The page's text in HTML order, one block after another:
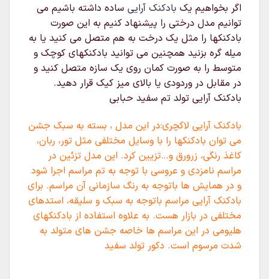
اگر بخواهیم یک بادکنک آرایی ساده داشته باشیم می
توانیم مدل درختی را پیشنهاد کنیم به این صورت
بادکنکها را مثل یک درخت به هم متصل می کنید یا به
میله گره بزنید همچنین می توانید بادکنکهای کوچک و
متوسط را به صورت کمان روی یک سازه متصل کنید و
در مقابل در وردودی یا بالای میز کیک قرار دهید.
بادکنک آرایی تولد تم سفید حبابی
بادکنک آرایی لاکچری:در این مدل ، بسته به سبک جشن
می توان بادکنکها را با وسایل مختلفی مثل تور، ربان،
کاغذ رنگی، زرورق و…تزیین کرد. این مدل تزئین در
مراسم نامزدی و عروسی با توجه به تم مراسم اجرا شود
و در همایش ها باتوجه به رنگ سازمانی آن مراسم. برای
بادکنک آرایی مراسم باتوجه به سبک و سلیقه، استدهای
مختلفی در بازار هست. به علاوه استفاده از بادکنکهای
هلیومی در این مراسم ها خاصه جشن های متولد به
شدت مرسوم است. دکور تولد سفید